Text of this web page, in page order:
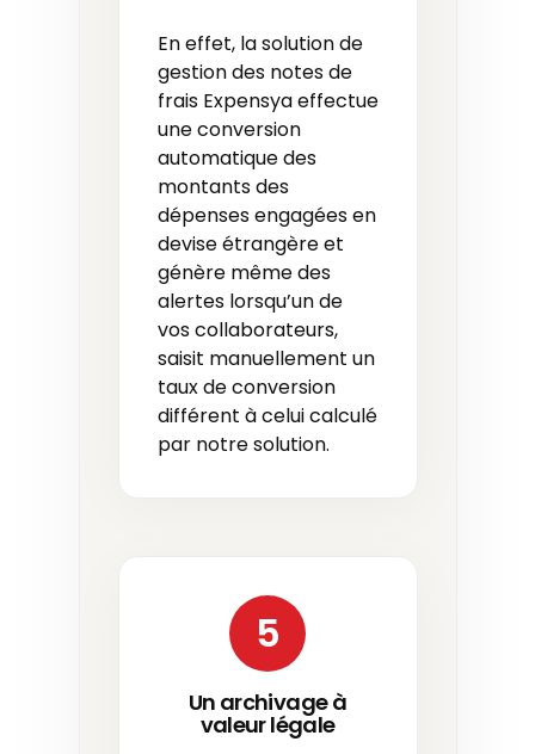
En effet, la solution de
gestion des notes de
frais Expensya effectue
une conversion
automatique des
montants des
dépenses engagées en
devise étrangère et
génère même des
alertes lorsqu’un de
vos collaborateurs,
saisit manuellement un
taux de conversion
différent à celui calculé
par notre solution.
5
Un archivage à
valeur légale